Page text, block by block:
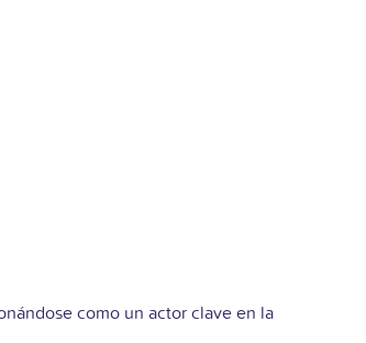
como un actor clave en la